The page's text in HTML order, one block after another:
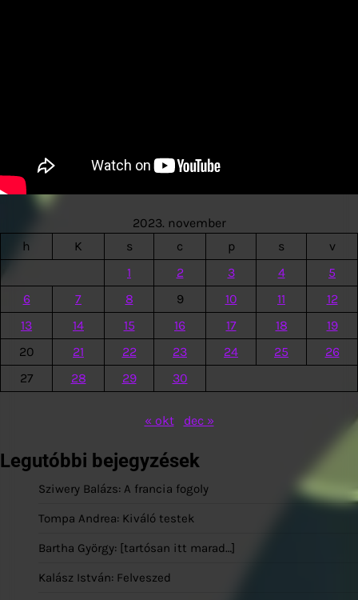
2023. november
h
K s c p s
v
1
2 3 4
5
6
7 8 9 10 11
12
13
14 15 16 17 18
19
20
21 22 23 24 25
26
27
28 29 30
« okt dec »
Legutóbbi bejegyzések
Sziwery Balázs: A francia fogoly
Tompa Andrea: Kiváló testek
Bartha György: [tartósan itt marad…]
Kalász István: Felveszed